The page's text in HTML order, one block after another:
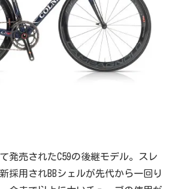
発売されたC59の後継モデル。スレ
採用されBBシェルが先代から一回り